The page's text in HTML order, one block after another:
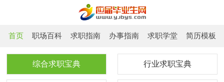
首页 职场百科 求职指南 办事指南 求职学堂 简历模板
综合求职宝典 行业求职宝典